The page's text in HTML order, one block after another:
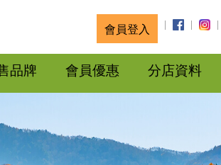
會員登入
品牌 會員優惠 分店資料